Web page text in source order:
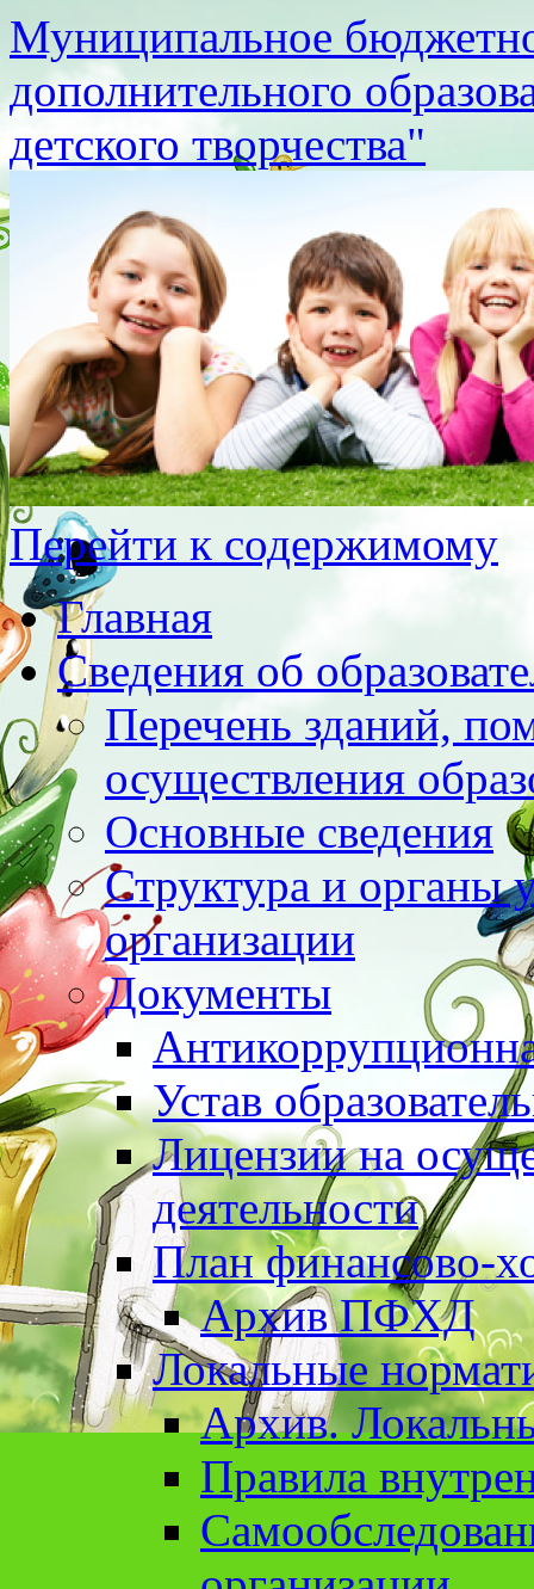
Муниципальное
дополнительного
детского творчества"
Перейти к содержимому
Главная
Сведения об
Перечень зданий,
осуществления
Основные сведения
Структура и органы
организации
Документы
Устав
Лицензии на
деятельности
План финансово-
Архив ПФХД
Локальные
Архив.
Правила